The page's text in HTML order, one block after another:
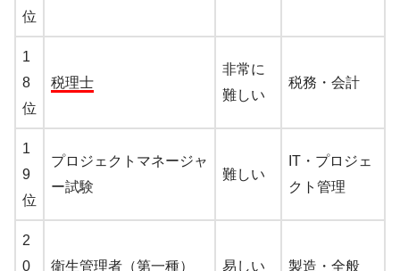
位
1
8
位
税理士
非常に
難しい
税務・会計
1
9
位
プロジェクトマネージャ
ー試験
難しい
IT・プロジェ
クト管理
2
0
衛生管理者 （第一種） 易しい 製造・全般